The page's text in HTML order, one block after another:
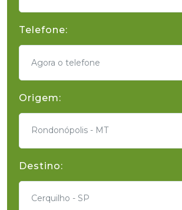
Telefone:
Origem:
Rondonópolis - MT
Destino:
Cerquilho - SP